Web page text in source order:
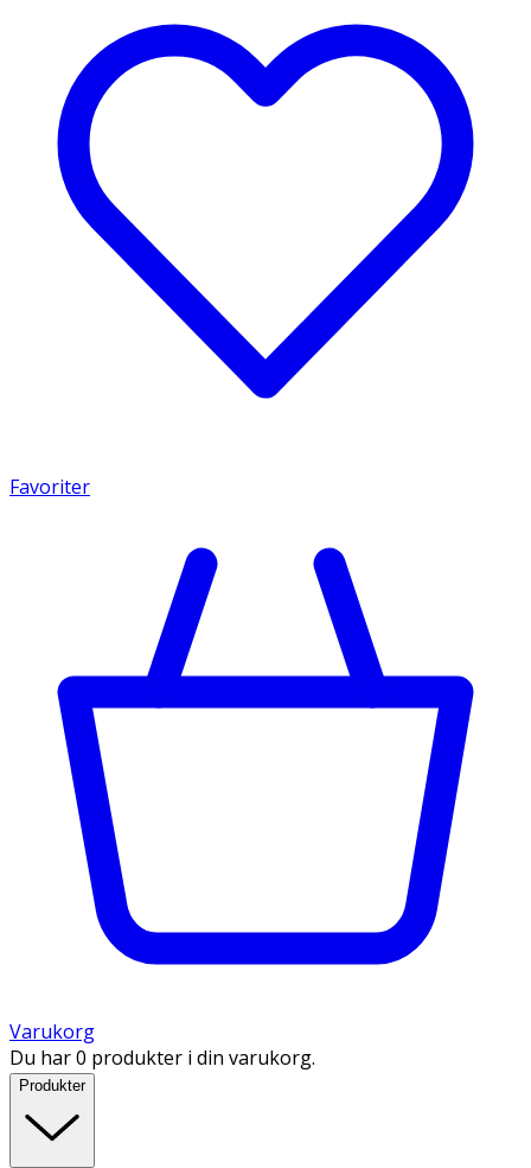
Favoriter
Varukorg
Du har 0 produkter i din varukorg.
Produkter